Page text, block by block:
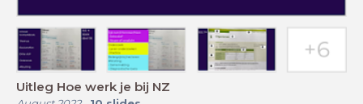
Uitleg Hoe werk je bij NZ